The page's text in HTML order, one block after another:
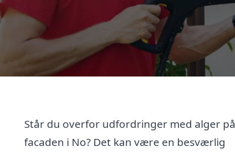
Står du overfor udfordringer med alger på
facaden i No? Det kan være en besværlig